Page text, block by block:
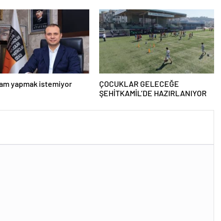
yapmak istemiyor
ÇOCUKLAR GELECEĞE
ŞEHİTKAMİL’DE HAZIRLANIYOR